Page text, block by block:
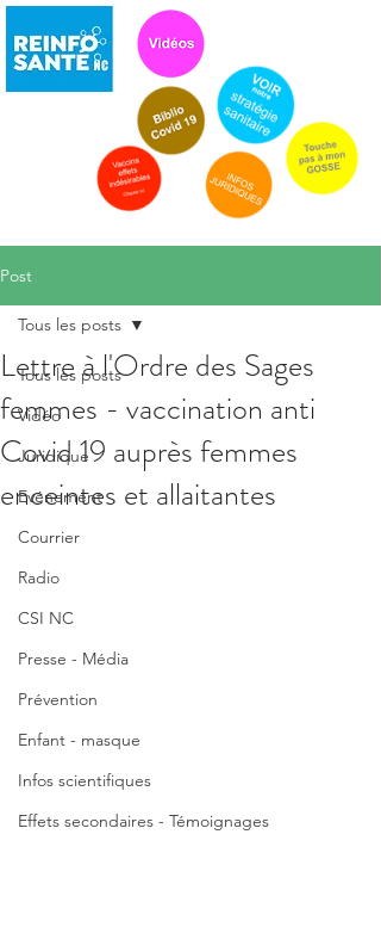
Post
Tous les posts
Vidéo
Juridique
Evénement
Courrier
Radio
CSI NC
Presse - Média
Prévention
Enfant - masque
Infos scientifiques
Effets secondaires - Témoignages
Tous les posts
Lettre à l'Ordre des Sages
femmes - vaccination anti
Covid 19 auprès femmes
enceintes et allaitantes